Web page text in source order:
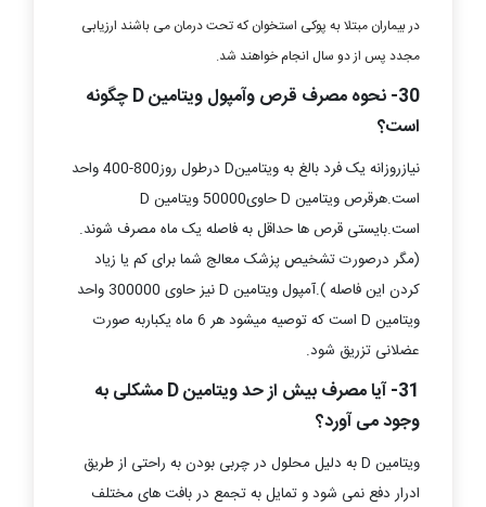
در بیماران مبتلا به پوکی استخوان که تحت درمان می باشند ارزیابی
مجدد پس از دو سال انجام خواهند شد.
30-
نحوه مصرف قرص وآمپول ویتامین D چگونه
است؟
نیازروزانه یک فرد بالغ به ویتامینD درطول روز800-400 واحد
است.هرقرص ویتامین D حاوی50000 ویتامین D
است.بایستی قرص ها حداقل به فاصله یک ماه مصرف شوند.
(مگر درصورت تشخیص پزشک معالج شما برای کم یا زیاد
کردن این فاصله ).آمپول ویتامین D نیز حاوی 300000 واحد
ویتامین D است که توصیه میشود هر 6 ماه یکباربه صورت
عضلانی تزریق شود.
31- آیا مصرف بیش از حد ویتامین D مشکلی به
وجود می آورد؟
ویتامین D به دلیل محلول در چربی بودن به راحتی از طریق
ادرار دفع نمی شود و تمایل به تجمع در بافت های مختلف